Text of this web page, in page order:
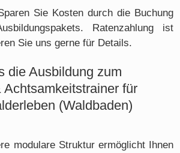
Sie Kosten durch die Buchung
Ratenzahlung ist
Sie uns gerne für Details.
die Ausbildung zum
Achtsamkeitstrainer für
(Waldbaden)
modulare Struktur ermöglicht Ihnen